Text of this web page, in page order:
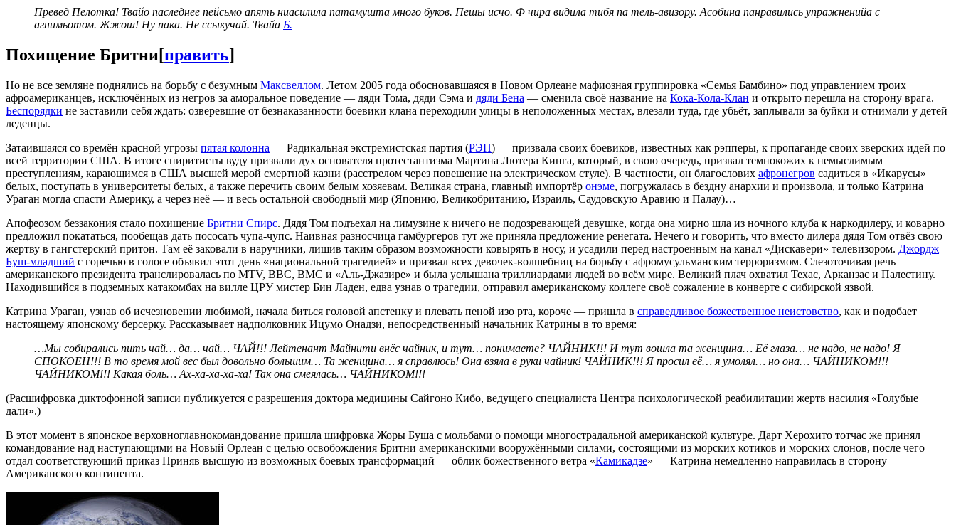
Превед Пелотка! Твайо паследнее пейсьмо апять ниасилила патамушта много буков. Пешы исчо. Ф чира видила тибя па тель-авизору. Асобина панравились упражненийа с
агнимьотом. Жжош! Ну пака. Не ссыкучай. Твайа Б.
Похищение Бритни[править]
Но не все земляне поднялись на борьбу с безумным Максвеллом. Летом 2005 года обосновавшаяся в Новом Орлеане мафиозная группировка «Семья Бамбино» под управлением троих
афроамериканцев, исключённых из негров за аморальное поведение — дяди Тома, дяди Сэма и дяди Бена — сменила своё название на Кока-Кола-Клан и открыто перешла на сторону врага.
Беспорядки не заставили себя ждать: озверевшие от безнаказанности боевики клана переходили улицы в неположенных местах, влезали туда, где убьёт, заплывали за буйки и отнимали у детей
леденцы.
Затаившаяся со времён красной угрозы пятая колонна — Радикальная экстремистская партия (РЭП) — призвала своих боевиков, известных как рэпперы, к пропаганде своих зверских идей по
всей территории США. В итоге спиритисты вуду призвали дух основателя протестантизма Мартина Лютера Кинга, который, в свою очередь, призвал темнокожих к немыслимым
преступлениям, карающимся в США высшей мерой смертной казни (расстрелом через повешение на электрическом стуле). В частности, он благослових афронегров садиться в «Икарусы»
белых, поступать в университеты белых, а также перечить своим белым хозяевам. Великая страна, главный импортёр онэме, погружалась в бездну анархии и произвола, и только Катрина
Ураган могда спасти Америку, а через неё — и весь остальной свободный мир (Японию, Великобританию, Израиль, Саудовскую Аравию и Палау)…
Апофеозом беззакония стало похищение Бритни Спирс. Дядя Том подъехал на лимузине к ничего не подозревающей девушке, когда она мирно шла из ночного клуба к наркодилеру, и коварно
предложил покататься, пообещав дать пососать чупа-чупс. Наивная разносчица гамбургеров тут же приняла предложение ренегата. Нечего и говорить, что вместо дилера дядя Том отвёз свою
жертву в гангстерский притон. Там её заковали в наручники, лишив таким образом возможности ковырять в носу, и усадили перед настроенным на канал «Дискавери» телевизором. Джордж
Буш-младший с горечью в голосе объявил этот день «национальной трагедией» и призвал всех девочек-волшебниц на борьбу с афромусульманским терроризмом. Слезоточивая речь
американского президента транслировалась по MTV, ВВС, ВМС и «Аль-Джазире» и была услышана триллиардами людей во всём мире. Великий плач охватил Техас, Арканзас и Палестину.
Находившийся в подземных катакомбах на вилле ЦРУ мистер Бин Ладен, едва узнав о трагедии, отправил американскому коллеге своё сожаление в конверте с сибирской язвой.
Катрина Ураган, узнав об исчезновении любимой, начала биться головой апстенку и плевать пеной изо рта, короче — пришла в справедливое божественное неистовство, как и подобает
настоящему японскому берсерку. Рассказывает надполковник Ицумо Онадзи, непосредственный начальник Катрины в то время:
…Мы собирались пить чай… да… чай… ЧАЙ!!! Лейтенант Майнити внёс чайник, и тут… понимаете? ЧАЙНИК!!! И тут вошла та женщина… Её глаза… не надо, не надо! Я
СПОКОЕН!!! В то время мой вес был довольно большим… Та женщина… я справлюсь! Она взяла в руки чайник! ЧАЙНИК!!! Я просил её… я умолял… но она… ЧАЙНИКОМ!!!
ЧАЙНИКОМ!!! Какая боль… Ах-ха-ха-ха-ха! Так она смеялась… ЧАЙНИКОМ!!!
(Расшифровка диктофонной записи публикуется с разрешения доктора медицины Сайгоно Кибо, ведущего специалиста Центра психологической реабилитации жертв насилия «Голубые
дали».)
В этот момент в японское верховноглавнокомандование пришла шифровка Жоры Буша с мольбами о помощи многострадальной американской культуре. Дарт Херохито тотчас же принял
командование над наступающими на Новый Орлеан с целью освобождения Бритни американскими вооружёнными силами, состоящими из морских котиков и морских слонов, после чего
отдал соответствующий приказ Приняв высшую из возможных боевых трансформаций — облик божественного ветра «Камикадзе» — Катрина немедленно направилась в сторону
Американского континента.